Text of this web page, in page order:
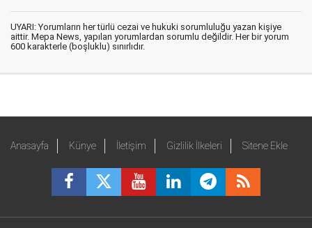
UYARI: Yorumların her türlü cezai ve hukuki sorumluluğu yazan kişiye
aittir. Mepa News, yapılan yorumlardan sorumlu değildir. Her bir yorum
600 karakterle (boşluklu) sınırlıdır.
Anasayfa Künye İletişim Gizlilik İlkeleri Sitene Ekle